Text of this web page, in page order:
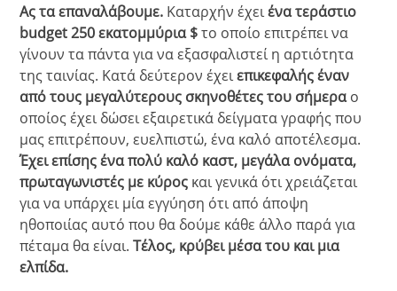
Ας τα επαναλάβουμε. Καταρχήν έχειένα τεράστιο
budget 250 εκατομμύρια $το οποίο επιτρέπει να
γίνουν τα πάντα για να εξασφαλιστεί η αρτιότητα
της ταινίας. Κατά δεύτερον έχειεπικεφαλής έναν
από τους μεγαλύτερους σκηνοθέτες του σήμεραο
οποίος έχει δώσει εξαιρετικά δείγματα γραφής που
μας επιτρέπουν, ευελπιστώ, ένα καλό αποτέλεσμα.
Έχει επίσης ένα πολύ καλό καστ, μεγάλα ονόματα,
πρωταγωνιστές με κύρος και γενικά ότι χρειάζεται
για να υπάρχει μία εγγύηση ότι από άποψη
ηθοποιίας αυτό που θα δούμε κάθε άλλο παρά για
πέταμα θα είναι.Τέλος, κρύβει μέσα του και μια
ελπίδα.